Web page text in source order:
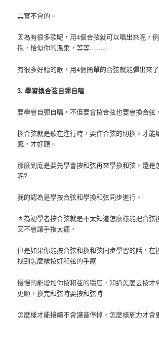
其實不會的。
因為有很多歌呢，用4個合弦就可以唱出來呢，
抱，恰似你的溫柔，等等……..
有很多好聽的歌，用4個簡單的合弦就能彈出來了
3. 學習換合弦自彈自唱
要學會自彈自唱，不但要會按合弦也要會換合弦，
換合弦就是歌在進行時，要作合弦的切換，才能
感，才好聽。
那麼到底是要先學會按和弦再來學換和弦，還是
呢?
我的認為是學按合弦和學換和弦同步進行，
因為初學者按合弦就是不太知道怎麼樣能把合弦
又不會讓手指太痛，
但是如果你能按合弦和換和弦同步學習的話，在
找到怎麼樣按好和弦的手感
慢慢的能增加你按和弦的穩度，知道怎麼去按才
更順，換完和弦時要按和弦時
怎麼樣才能接續不會讓音停掉，怎麼樣施力才會